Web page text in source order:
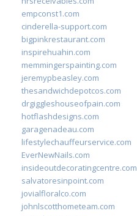
empconst1.com
cinderella-support.com
bigpinkrestaurant.com
inspirehuahin.com
memmingerspainting.com
jeremypbeasley.com
thesandwichdepotcos.com
drgiggleshouseofpain.com
hotflashdesigns.com
garagenadeau.com
lifestylechauffeurservice.com
EverNewNails.com
insideoutdecoratingcentre.com
salvatoresinpoint.com
jovialfloralco.com
johnlscotthometeam.com